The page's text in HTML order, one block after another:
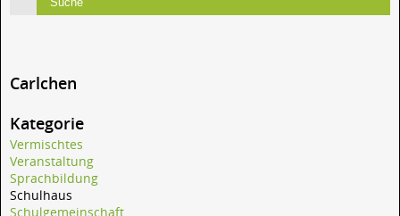
Carlchen
Kategorie
Vermischtes
Veranstaltung
Sprachbildung
Schulhaus
Schulgemeinschaft